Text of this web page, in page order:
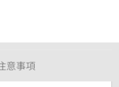
意事項